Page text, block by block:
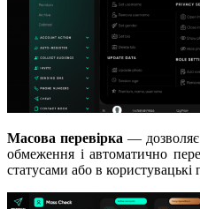
Масова перевірка — дозволяє
обмеження і автоматично
статусами або в користувацькі